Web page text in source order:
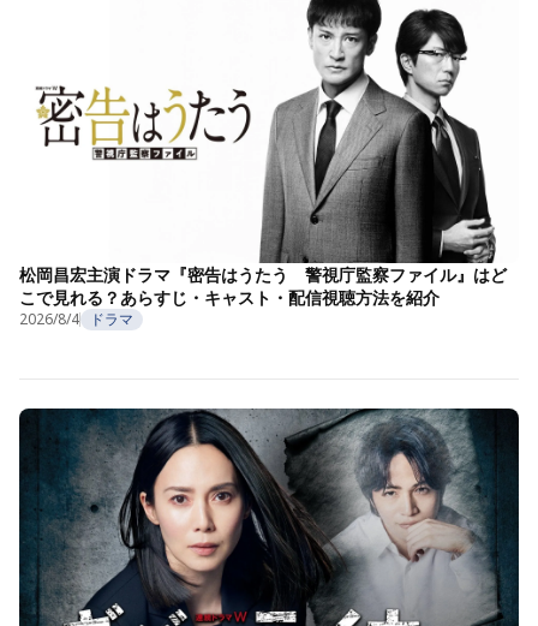
松岡昌宏主演ドラマ『密告はうたう 警視庁監察ファイル』はど
こで見れる？あらすじ・キャスト・配信視聴方法を紹介
2026/8/4 ドラマ